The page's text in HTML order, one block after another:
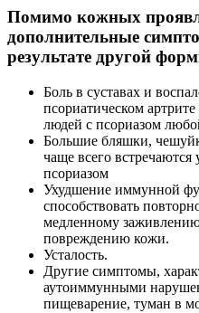
Помимо кожных
дополнительные
результате другой
Боль в суставах и
псориатическом
людей с псориазом
Большие бляшки,
чаще всего
псориазом
Ухудшение иммунной
способствовать
медленному
повреждению кожи.
Усталость.
Другие симптомы,
аутоиммунными
пищеварение, туман в